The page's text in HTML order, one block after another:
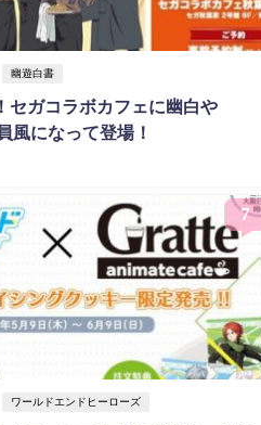
幽遊白書
セガコラボカフェに幽白や
風になって登場！
7
ワールドエンドヒーローズ